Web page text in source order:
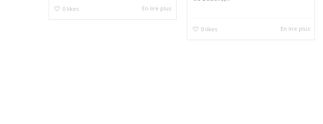
0 likes En lire plus
0 likes En lire plus